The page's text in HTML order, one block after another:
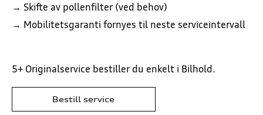
→ Skifte av pollenfilter (ved behov)
→ Mobilitetsgaranti fornyes til neste serviceintervall
5+ Originalservice bestiller du enkelt i Bilhold.
Bestill service